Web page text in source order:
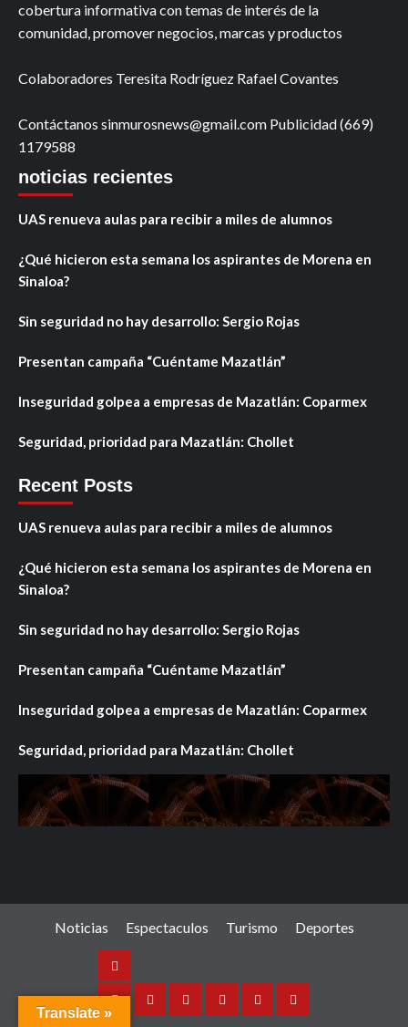
cobertura informativa con temas de interés de la
comunidad, promover negocios, marcas y productos
Colaboradores Teresita Rodríguez Rafael Covantes
Contáctanos sinmurosnews@gmail.com Publicidad (669)
1179588
noticias recientes
UAS renueva aulas para recibir a miles de alumnos
¿Qué hicieron esta semana los aspirantes de Morena en
Sinaloa?
Sin seguridad no hay desarrollo: Sergio Rojas
Presentan campaña “Cuéntame Mazatlán”
Inseguridad golpea a empresas de Mazatlán: Coparmex
Seguridad, prioridad para Mazatlán: Chollet
Recent Posts
UAS renueva aulas para recibir a miles de alumnos
¿Qué hicieron esta semana los aspirantes de Morena en
Sinaloa?
Sin seguridad no hay desarrollo: Sergio Rojas
Presentan campaña “Cuéntame Mazatlán”
Inseguridad golpea a empresas de Mazatlán: Coparmex
Seguridad, prioridad para Mazatlán: Chollet
Noticias Espectaculos Turismo Deportes
Noticias
SinaloaNacionalInternacionalEspectaculos
TurismoDeportes
Translate »